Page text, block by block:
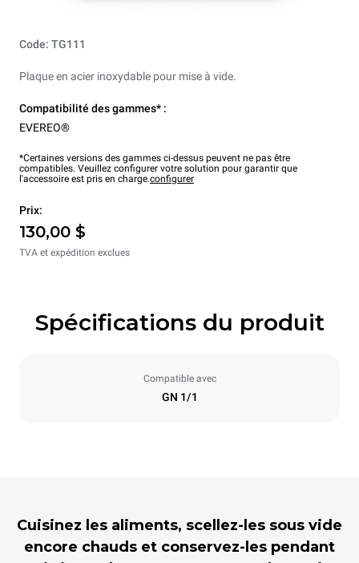
Code: TG111
Plaque en acier inoxydable pour mise à vide.
Compatibilité des gammes* :
EVEREO®
*Certaines versions des gammes ci-dessus peuvent ne pas être
compatibles. Veuillez configurer votre solution pour garantir que
l'accessoire est pris en charge.configurer
Prix:
130,00 $
TVA et expédition exclues
Spécifications du produit
Compatible avec
GN 1/1
Cuisinez les aliments, scellez-les sous vide
encore chauds et conservez-les pendant